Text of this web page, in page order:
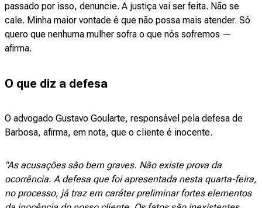
passado por isso, denuncie. A justiça vai ser feita. Não se
cale. Minha maior vontade é que não possa mais atender. Só
quero que nenhuma mulher sofra o que nós sofremos —
afirma.
O que diz a defesa
O advogado Gustavo Goularte, responsável pela defesa de
Barbosa, afirma, em nota, que o cliente é inocente.
"As acusações são bem graves. Não existe prova da
ocorrência. A defesa que foi apresentada nesta quarta-feira,
no processo, já traz em caráter preliminar fortes elementos